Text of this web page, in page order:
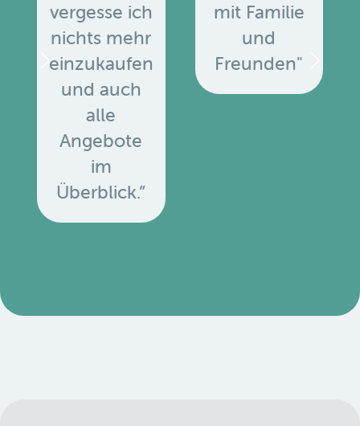
vergesse ich
nichts mehr
einzukaufen
und auch
alle
Angebote
im
Überblick.”
mit Familie
und
Freunden"